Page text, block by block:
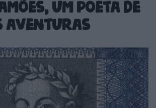
um poeta de
aventuras